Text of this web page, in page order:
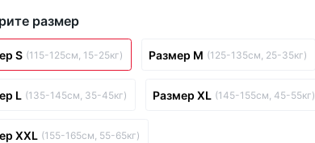
размер
S (115-125см, 15-25кг) Размер M (125-135см, 25-35кг)
L (135-145см, 35-45кг) Размер XL (145-155см, 45-55кг)
XXL (155-165см, 55-65кг)